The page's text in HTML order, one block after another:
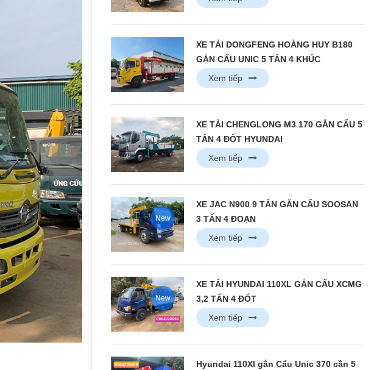
XE TẢI DONGFENG HOÀNG HUY B180
GẮN CẨU UNIC 5 TẤN 4 KHÚC
Xem tiếp
XE TẢI CHENGLONG M3 170 GẮN CẨU 5
TẤN 4 ĐỐT HYUNDAI
Xem tiếp
New
XE JAC N900 9 TẤN GẮN CẨU SOOSAN
3 TẤN 4 ĐOẠN
Xem tiếp
New
XE TẢI HYUNDAI 110XL GẮN CẨU XCMG
3,2 TẤN 4 ĐỐT
Xem tiếp
Hyundai 110Xl gắn Cẩu Unic 370 cần 5